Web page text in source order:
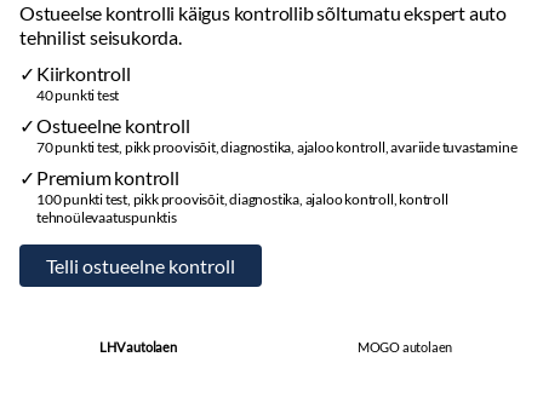
Tuled
Kurvituled
Suunatuled:led, dünaamilised
Tagumised tuled:
led
Päevasõidutulede automaatne lülitus
Kaugtulede ümberlülitamise assistent
Tulede korrektor:
automaatne
Esitulede pesurid
Ostueelse kontrolli käigus kontrollib sõltumatu ekspert auto
tehnilist seisukorda.
Kiirkontroll
40 punkti test
Ostueelne kontroll
70 punkti test, pikk proovisõit, diagnostika, ajaloo kontroll, avariide tuvastamine
Premium kontroll
100 punkti test, pikk proovisõit, diagnostika, ajaloo kontroll, kontroll
tehnoülevaatuspunktis
LHV autolaen MOGO autolaen